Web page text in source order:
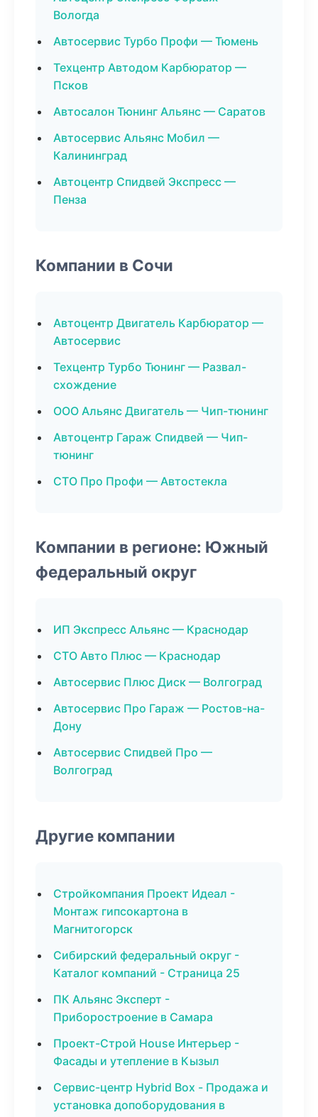
Вологда
Автосервис Турбо Профи — Тюмень
Техцентр Автодом Карбюратор —
Псков
Автосалон Тюнинг Альянс — Саратов
Автосервис Альянс Мобил —
Калининград
Автоцентр Спидвей Экспресс —
Пенза
Компании в Сочи
Автоцентр Двигатель Карбюратор —
Автосервис
Техцентр Турбо Тюнинг — Развал-
схождение
ООО Альянс Двигатель — Чип-тюнинг
Автоцентр Гараж Спидвей — Чип-
тюнинг
СТО Про Профи — Автостекла
Компании в регионе: Южный
федеральный округ
ИП Экспресс Альянс — Краснодар
СТО Авто Плюс — Краснодар
Автосервис Плюс Диск — Волгоград
Автосервис Про Гараж — Ростов-на-
Дону
Автосервис Спидвей Про —
Волгоград
Другие компании
Стройкомпания Проект Идеал -
Монтаж гипсокартона в
Магнитогорск
Сибирский федеральный округ -
Каталог компаний - Страница 25
ПК Альянс Эксперт -
Приборостроение в Самара
Проект-Строй House Интерьер -
Фасады и утепление в Кызыл
Сервис-центр Hybrid Box - Продажа и
установка допоборудования в